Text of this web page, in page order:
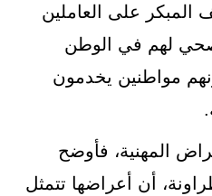
المبكر على العاملين
لهم في الوطن
مواطنين يخدمون
المهنية، فأوضح
أن أعراضها تتمثل